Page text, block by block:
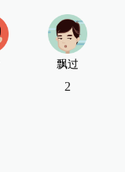
飘过
2